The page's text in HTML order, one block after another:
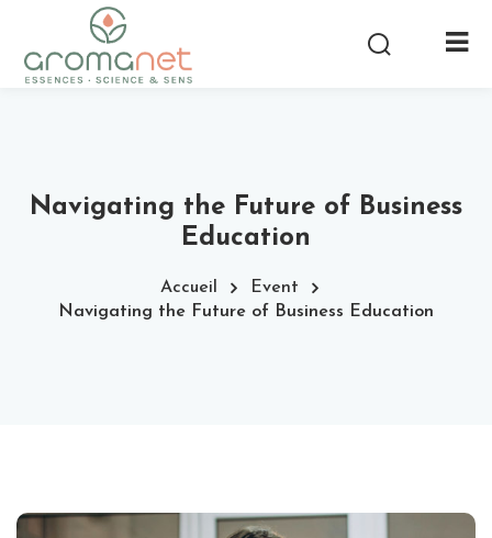
Navigating the Future of Business
Education
Accueil
Event
Navigating the Future of Business Education